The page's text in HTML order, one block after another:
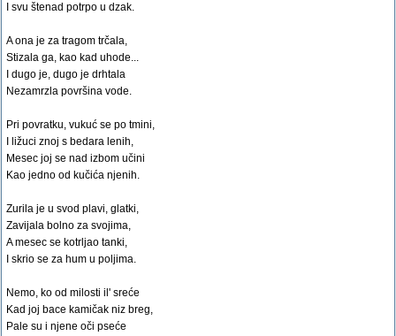
I svu štenad potrpo u dzak.
A ona je za tragom trčala,
Stizala ga, kao kad uhode...
I dugo je, dugo je drhtala
Nezamrzla površina vode.
Pri povratku, vukuć se po tmini,
I ližuci znoj s bedara lenih,
Mesec joj se nad izbom učini
Kao jedno od kučića njenih.
Zurila je u svod plavi, glatki,
Zavijala bolno za svojima,
A mesec se kotrljao tanki,
I skrio se za hum u poljima.
Nemo, ko od milosti il' sreće
Kad joj bace kamičak niz breg,
Pale su i njene oči pseće